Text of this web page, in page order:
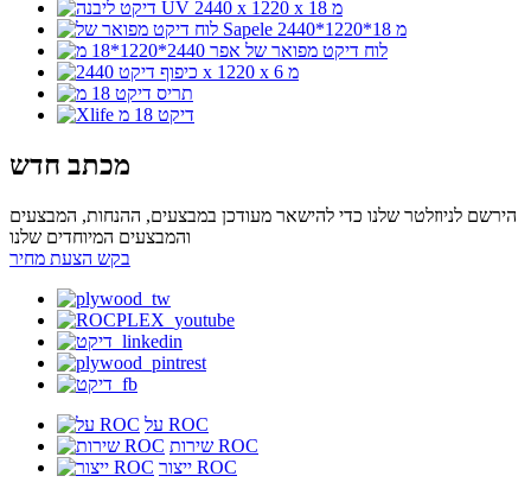
מכתב חדש
הירשם לניוזלטר שלנו כדי להישאר מעודכן במבצעים, ההנחות, המבצעים
והמבצעים המיוחדים שלנו
בקש הצעת מחיר
על ROC
שירות ROC
ייצור ROC